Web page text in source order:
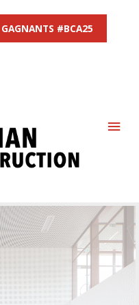
GAGNANTS #BCA25